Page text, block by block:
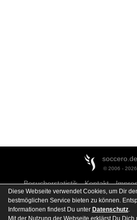
soccero.de
© 2006 - 2026
Besucherstatistik Kontakt
Diese Webseite verwendet Cookies, um Dir
bestmöglichen Service bieten zu können.
Informationen findest Du unter Datenschutz.
Mit der Nutzung der Webseite erklärst Du Dich